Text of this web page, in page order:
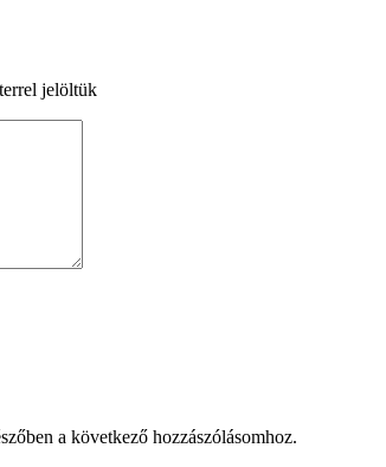
jelöltük
a következő hozzászólásomhoz.